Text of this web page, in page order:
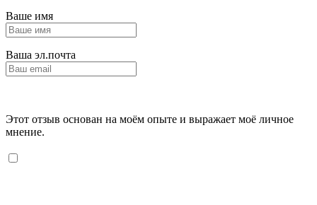
Ваше имя
Ваша эл.почта
Этот отзыв основан на моём опыте и выражает моё личное
мнение.